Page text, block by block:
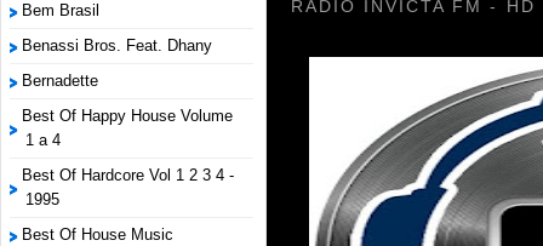
Bem Brasil
Benassi Bros. Feat. Dhany
Bernadette
Best Of Happy House Volume
1 a 4
Best Of Hardcore Vol 1 2 3 4 -
1995
Best Of House Music
RADIO INVICTA FM - HD